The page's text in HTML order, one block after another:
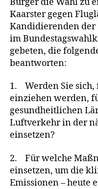
Kaarster gegen
Kandidierenden der
im
gebeten, die
beantworten:
1. Werden Sie sich,
einziehen werden,
gesundheitlichen
Luftverkehr in der
einsetzen?
2. Für welche
einsetzen, um die
Emissionen – heute